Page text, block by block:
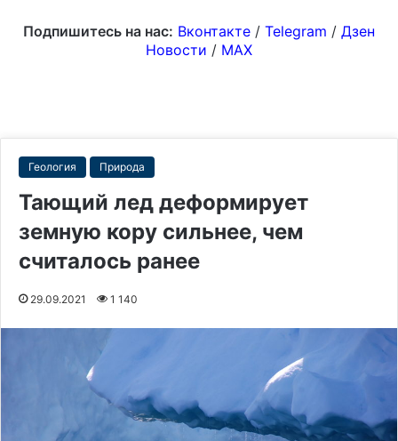
Подпишитесь на нас: Вконтакте / Telegram / Дзен
Новости / MAX